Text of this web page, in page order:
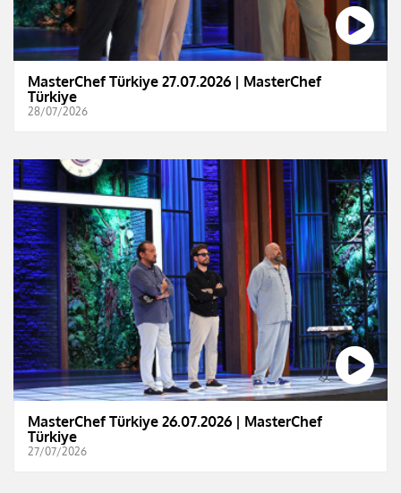
MasterChef Türkiye 27.07.2026 | MasterChef
Türkiye
28/07/2026
MasterChef Türkiye 26.07.2026 | MasterChef
Türkiye
27/07/2026